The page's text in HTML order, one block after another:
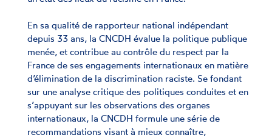
En sa qualité de rapporteur national indépendant
depuis 33 ans, la CNCDH évalue la politique publique
menée, et contribue au contrôle du respect par la
France de ses engagements internationaux en matière
d’élimination de la discrimination raciste. Se fondant
sur une analyse critique des politiques conduites et en
s’appuyant sur les observations des organes
internationaux, la CNCDH formule une série de
recommandations visant à mieux connaître,